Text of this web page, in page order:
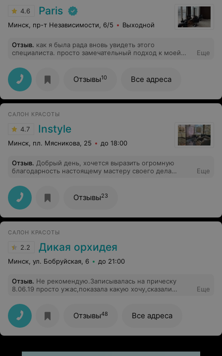
4.6 Paris
Минск, пр-т Независимости, 6/5 Выходной
Отзыв. как я была рада вновь увидеть этого
специалиста. просто замечательный подход к моей
Еще
Отзывы10 Все адреса
САЛОН КРАСОТЫ
4.7 Instyle
Минск, пл. Мясникова, 25 до 18:00
Отзыв. Добрый день, хочется выразить огромную
благодарность настоящему мастеру своего дела
вежливая, тактичная, очень рада что не ошиблась с
выбором и попала к Юлии).
Еще
Отзывы23
САЛОН КРАСОТЫ
2.2 Дикая орхидея
Минск, ул. Бобруйская, 6 до 21:00
Отзыв. Не рекомендую.Записывалась на прическу
8.06.19 просто ужас,показала какую хочу,сказали
прическу, что сделала " мастер", заплатила не понятно
за что? Настроение испорчено, деньги потратила.
Пришлось переделывать прическу. Больше никогда
туда не пойду.
Еще
Отзывы48 Все адреса